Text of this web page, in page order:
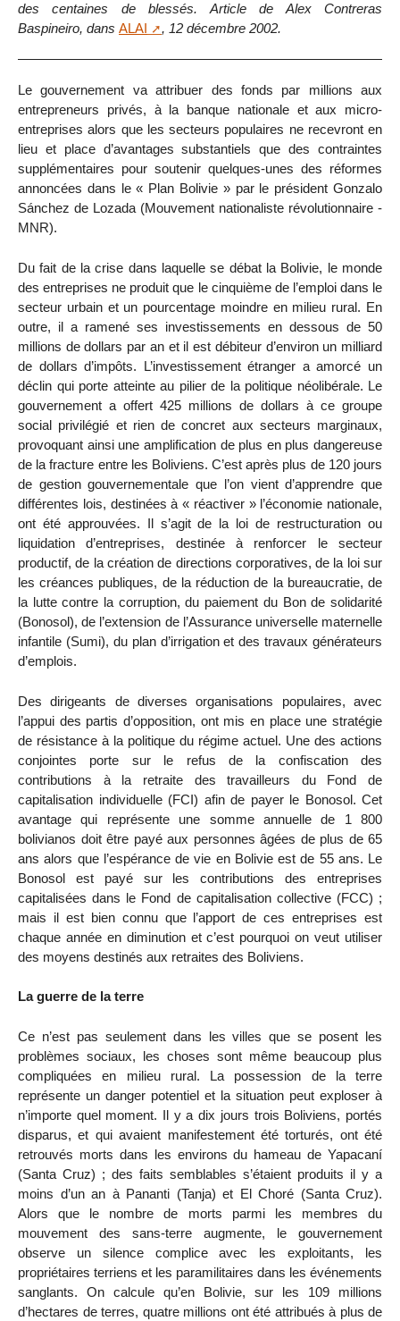
des centaines de blessés. Article de Alex Contreras
Baspineiro, dans ALAI , 12 décembre 2002.
Le gouvernement va attribuer des fonds par millions aux
entrepreneurs privés, à la banque nationale et aux micro-
entreprises alors que les secteurs populaires ne recevront en
lieu et place d’avantages substantiels que des contraintes
supplémentaires pour soutenir quelques-unes des réformes
annoncées dans le « Plan Bolivie » par le président Gonzalo
Sánchez de Lozada (Mouvement nationaliste révolutionnaire -
MNR).
Du fait de la crise dans laquelle se débat la Bolivie, le monde
des entreprises ne produit que le cinquième de l’emploi dans le
secteur urbain et un pourcentage moindre en milieu rural. En
outre, il a ramené ses investissements en dessous de 50
millions de dollars par an et il est débiteur d’environ un milliard
de dollars d’impôts. L’investissement étranger a amorcé un
déclin qui porte atteinte au pilier de la politique néolibérale. Le
gouvernement a offert 425 millions de dollars à ce groupe
social privilégié et rien de concret aux secteurs marginaux,
provoquant ainsi une amplification de plus en plus dangereuse
de la fracture entre les Boliviens. C’est après plus de 120 jours
de gestion gouvernementale que l’on vient d’apprendre que
différentes lois, destinées à « réactiver » l’économie nationale,
ont été approuvées. Il s’agit de la loi de restructuration ou
liquidation d’entreprises, destinée à renforcer le secteur
productif, de la création de directions corporatives, de la loi sur
les créances publiques, de la réduction de la bureaucratie, de
la lutte contre la corruption, du paiement du Bon de solidarité
(Bonosol), de l’extension de l’Assurance universelle maternelle
infantile (Sumi), du plan d’irrigation et des travaux générateurs
d’emplois.
Des dirigeants de diverses organisations populaires, avec
l’appui des partis d’opposition, ont mis en place une stratégie
de résistance à la politique du régime actuel. Une des actions
conjointes porte sur le refus de la confiscation des
contributions à la retraite des travailleurs du Fond de
capitalisation individuelle (FCI) afin de payer le Bonosol. Cet
avantage qui représente une somme annuelle de 1 800
bolivianos doit être payé aux personnes âgées de plus de 65
ans alors que l’espérance de vie en Bolivie est de 55 ans. Le
Bonosol est payé sur les contributions des entreprises
capitalisées dans le Fond de capitalisation collective (FCC) ;
mais il est bien connu que l’apport de ces entreprises est
chaque année en diminution et c’est pourquoi on veut utiliser
des moyens destinés aux retraites des Boliviens.
La guerre de la terre
Ce n’est pas seulement dans les villes que se posent les
problèmes sociaux, les choses sont même beaucoup plus
compliquées en milieu rural. La possession de la terre
représente un danger potentiel et la situation peut exploser à
n’importe quel moment. Il y a dix jours trois Boliviens, portés
disparus, et qui avaient manifestement été torturés, ont été
retrouvés morts dans les environs du hameau de Yapacaní
(Santa Cruz) ; des faits semblables s’étaient produits il y a
moins d’un an à Pananti (Tanja) et El Choré (Santa Cruz).
Alors que le nombre de morts parmi les membres du
mouvement des sans-terre augmente, le gouvernement
observe un silence complice avec les exploitants, les
propriétaires terriens et les paramilitaires dans les événements
sanglants. On calcule qu’en Bolivie, sur les 109 millions
d’hectares de terres, quatre millions ont été attribués à plus de